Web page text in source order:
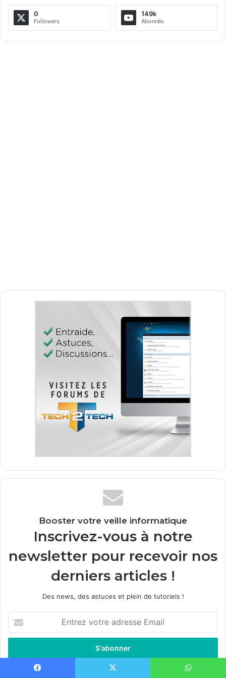
t
i
0
Followers
149k
Abonnés
Booster votre veille informatique
Inscrivez-vous à notre
newsletter pour recevoir nos
derniers articles !
Des news, des astuces et plein de tutoriels !
votre
adresse